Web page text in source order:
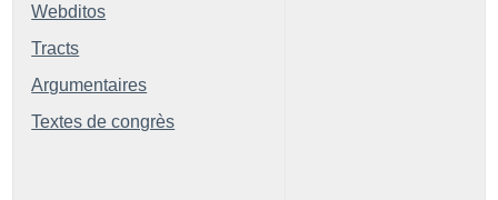
Webditos
Tracts
Argumentaires
Textes de congrès